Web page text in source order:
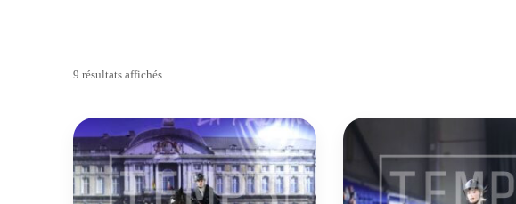
9 résultats affichés